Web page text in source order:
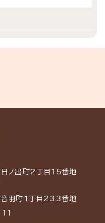
日ノ出町2丁目15番地
音羽町1丁目233番地